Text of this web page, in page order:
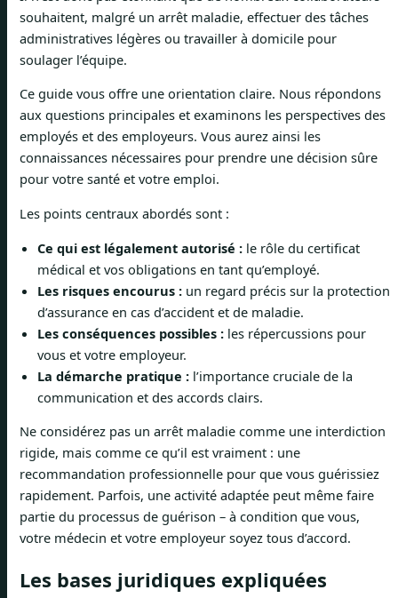
souhaitent, malgré un arrêt maladie, effectuer des tâches
administratives légères ou travailler à domicile pour
soulager l’équipe.
Ce guide vous offre une orientation claire. Nous répondons
aux questions principales et examinons les perspectives des
employés et des employeurs. Vous aurez ainsi les
connaissances nécessaires pour prendre une décision sûre
pour votre santé et votre emploi.
Les points centraux abordés sont :
Ce qui est légalement autorisé : le rôle du certificat
médical et vos obligations en tant qu’employé.
Les risques encourus : un regard précis sur la protection
d’assurance en cas d’accident et de maladie.
Les conséquences possibles : les répercussions pour
vous et votre employeur.
La démarche pratique : l’importance cruciale de la
communication et des accords clairs.
Ne considérez pas un arrêt maladie comme une interdiction
rigide, mais comme ce qu’il est vraiment : une
recommandation professionnelle pour que vous guérissiez
rapidement. Parfois, une activité adaptée peut même faire
partie du processus de guérison – à condition que vous,
votre médecin et votre employeur soyez tous d’accord.
Les bases juridiques expliquées